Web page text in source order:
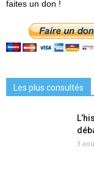
faites un don !
Les plus consultés
3